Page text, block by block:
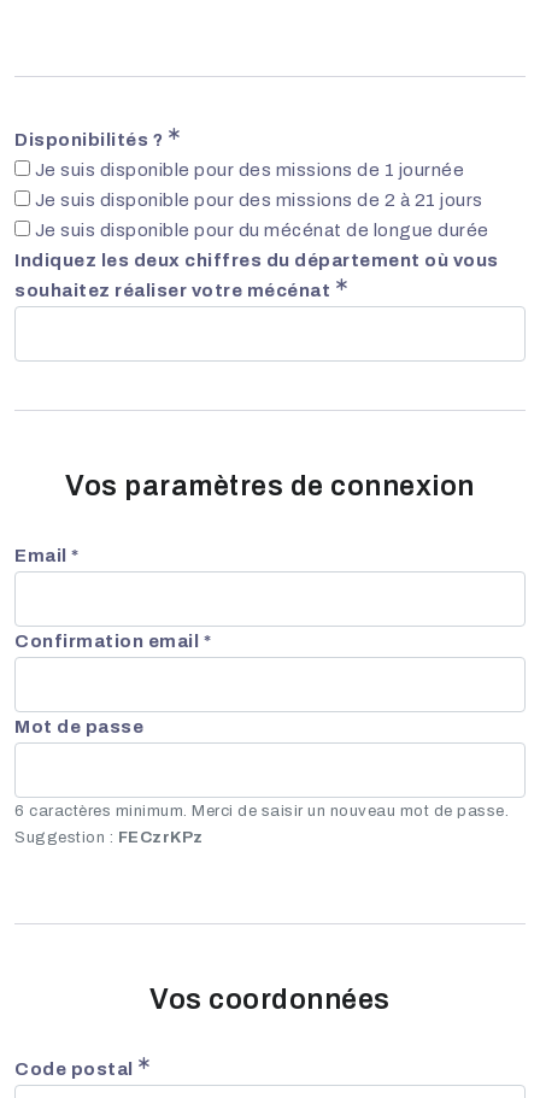
Disponibilités ?
Je suis disponible pour des missions de 1 journée
Je suis disponible pour des missions de 2 à 21 jours
Je suis disponible pour du mécénat de longue durée
Indiquez les deux chiffres du département où vous
souhaitez réaliser votre mécénat
Vos paramètres de connexion
Email *
Confirmation email *
Mot de passe
6 caractères minimum. Merci de saisir un nouveau mot de passe.
Suggestion : FECzrKPz
Vos coordonnées
Code postal